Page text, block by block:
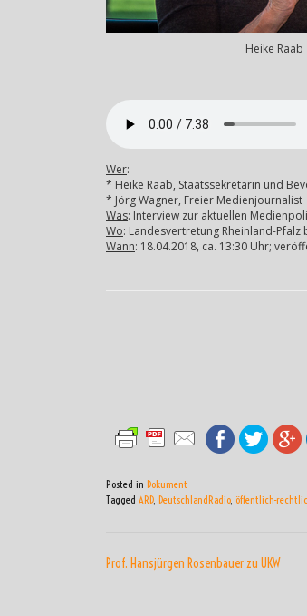
Heike
Wer:
* Heike Raab, Staatssekretärin und
* Jörg Wagner, Freier Medienjournalist
Was: Interview zur aktuellen
Wo: Landesvertretung Rheinland-
Wann: 18.04.2018, ca. 13:30 Uhr;
Posted in Dokument
Tagged ARD, DeutschlandRadio, öffentlich-
Prof. Hansjürgen Rosenbauer zu UKW